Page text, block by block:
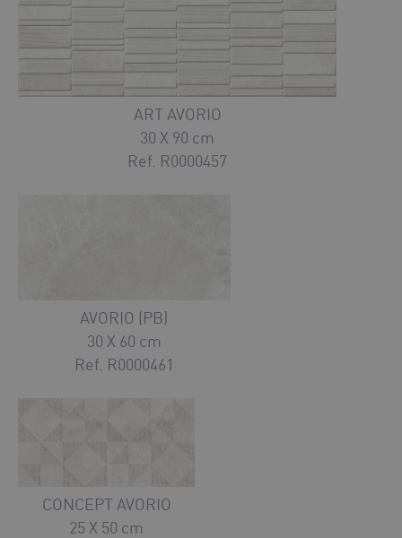
ART AVORIO
30 X 90 cm
Ref. R0000457
AVORIO (PB)
30 X 60 cm
Ref. R0000461
CONCEPT AVORIO
25 X 50 cm